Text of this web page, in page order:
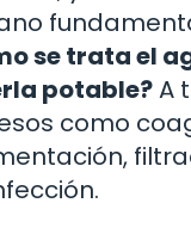
se trata el
potable?A
como